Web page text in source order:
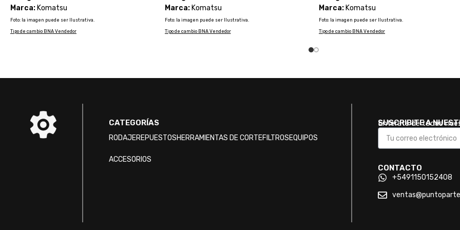
Marca: Komatsu
Foto: la imagen puede ser Ilustrativa.
Tipo de cambio BNA Vendedor
Marca:Komatsu
Foto: la imagen puede ser Ilustrativa.
Tipo de cambio BNA Vendedor
Marca: Komatsu
Foto: la imagen puede ser Ilustrativa.
Tipo de cambio BNA Vendedor
CATEGORÍAS
RODAJEREPUESTOSHERRAMIENTAS DE CORTEFILTROSEQUIPOS
ACCESORIOS
SUSCRIBITE A
Enterate de todas
CONTACTO
+5491150152408